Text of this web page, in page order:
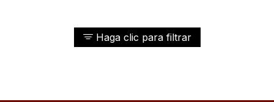
Haga clic para filtrar